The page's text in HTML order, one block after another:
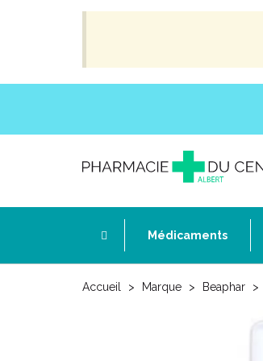
Médicaments
Accueil Marque Beaphar